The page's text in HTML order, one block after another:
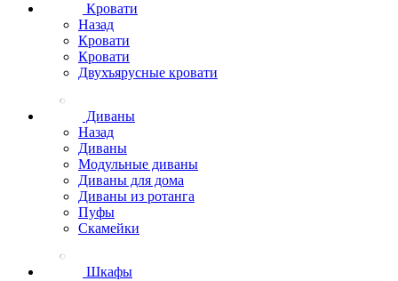
Кровати
Назад
Кровати
Кровати
Двухъярусные кровати
Диваны
Назад
Диваны
Модульные диваны
Диваны для дома
Диваны из ротанга
Пуфы
Скамейки
Шкафы